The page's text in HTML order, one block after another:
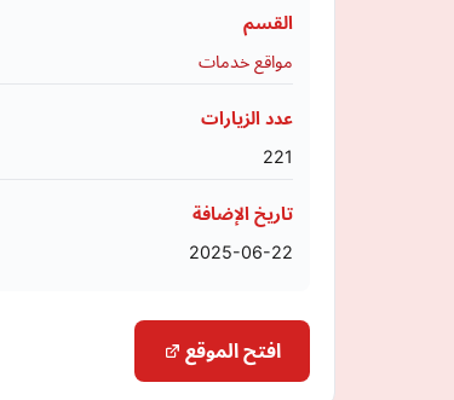
القسم
مواقع خدمات
عدد الزيارات
221
تاريخ الإضافة
2025-06-22
افتح الموقع